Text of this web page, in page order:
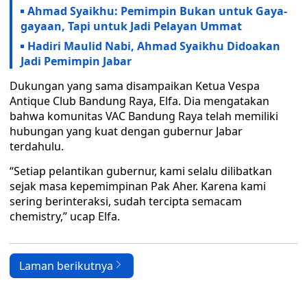
Ahmad Syaikhu: Pemimpin Bukan untuk Gaya-
gayaan, Tapi untuk Jadi Pelayan Ummat
Hadiri Maulid Nabi, Ahmad Syaikhu Didoakan
Jadi Pemimpin Jabar
Dukungan yang sama disampaikan Ketua Vespa
Antique Club Bandung Raya, Elfa. Dia mengatakan
bahwa komunitas VAC Bandung Raya telah memiliki
hubungan yang kuat dengan gubernur Jabar
terdahulu.
“Setiap pelantikan gubernur, kami selalu dilibatkan
sejak masa kepemimpinan Pak Aher. Karena kami
sering berinteraksi, sudah tercipta semacam
chemistry,” ucap Elfa.
Laman berikutnya